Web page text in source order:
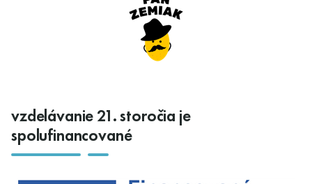
vzdelávanie 21. storočia je
spolufinancované